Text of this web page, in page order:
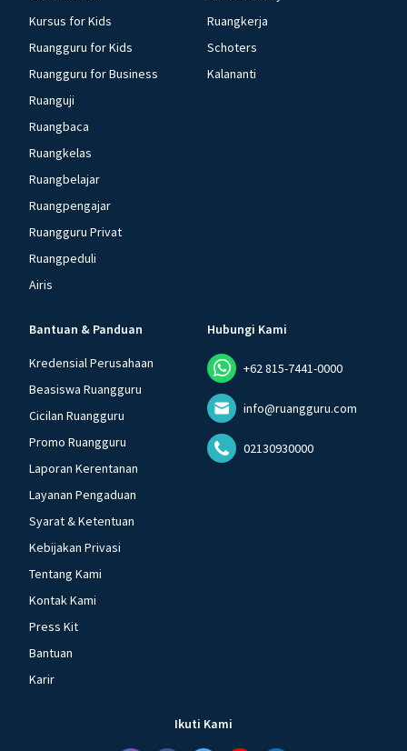
Kursus for Kids
Ruangguru for Kids
Ruangguru for Business
Ruanguji
Ruangbaca
Ruangkelas
Ruangbelajar
Ruangpengajar
Ruangguru Privat
Ruangpeduli
Airis
Ruangkerja
Schoters
Kalananti
Bantuan & Panduan
Kredensial Perusahaan
Beasiswa Ruangguru
Cicilan Ruangguru
Promo Ruangguru
Laporan Kerentanan
Layanan Pengaduan
Syarat & Ketentuan
Kebijakan Privasi
Tentang Kami
Kontak Kami
Press Kit
Bantuan
Karir
Hubungi Kami
+62 815-7441-0000
info@ruangguru.com
02130930000
Ikuti Kami